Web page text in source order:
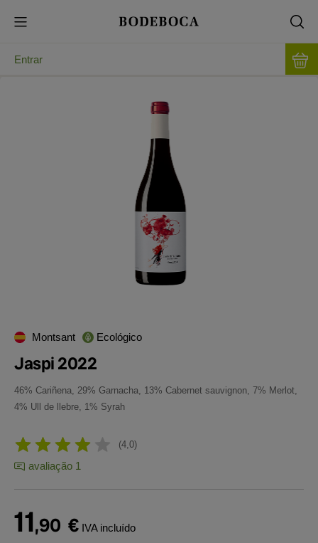
Entrar
Montsant Ecológico
Jaspi 2022
46% Cariñena, 29% Garnacha, 13% Cabernet sauvignon, 7% Merlot,
4% Ull de llebre, 1% Syrah
4,0
avaliação 1
11,90 € IVA incluído